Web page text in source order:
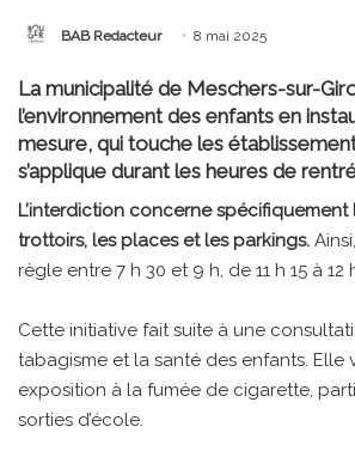
BAB Redacteur 8 mai 2025
La municipalité de Meschers-sur-
l’environnement des enfants en
mesure, qui touche les
s’applique durant les heures de
L’interdiction concerne
trottoirs, les places et les parkings.
règle entre 7 h 30 et 9 h, de 11 h 15 à
Cette initiative fait suite à une
tabagisme et la santé des enfants.
exposition à la fumée de cigarette,
sorties d’école.